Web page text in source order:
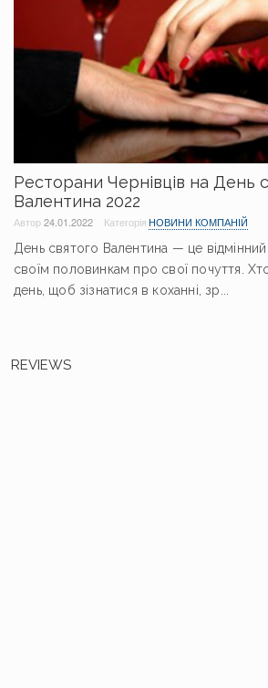
Ресторани Чернівців на День
Валентина 2022
Автор24.01.2022 КатегоріяНОВИНИ КОМПАНІЙ
День святого Валентина — це відмінний
своїм половинкам про свої почуття.
день, щоб зізнатися в коханні, зр...
REVIEWS